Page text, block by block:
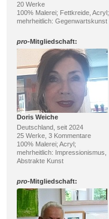
20 Werke
100% Malerei; Fettkreide, Acryl;
mehrheitlich: Gegenwartskunst
pro-Mitgliedschaft:
Doris Weiche
Deutschland, seit 2024
25 Werke, 3 Kommentare
100% Malerei; Acryl;
mehrheitlich: Impressionismus,
Abstrakte Kunst
pro-Mitgliedschaft: